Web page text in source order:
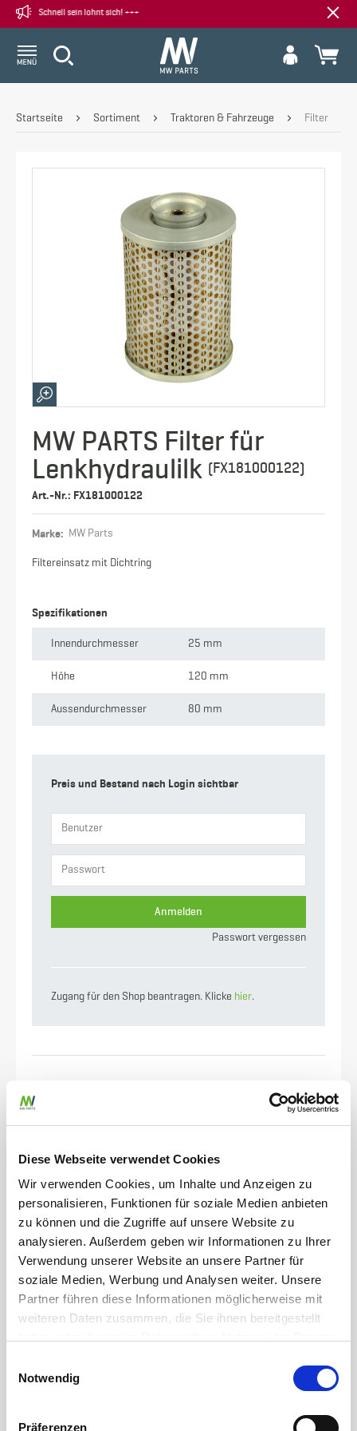
Diese Webseite verwendet Cookies
Wir verwenden Cookies, um Inhalte und Anzeigen zu
personalisieren, Funktionen für soziale Medien anbieten
zu können und die Zugriffe auf unsere Website zu
analysieren. Außerdem geben wir Informationen zu Ihrer
Verwendung unserer Website an unsere Partner für
soziale Medien, Werbung und Analysen weiter. Unsere
Partner führen diese Informationen möglicherweise mit
weiteren Daten zusammen, die Sie ihnen bereitgestellt
Weitere erforderliche Datenschutzinformationen finden
Notwendig
Präferenzen
+++ Schnell sein lohnt sich! +++
Startseite Sortiment Traktoren & Fahrzeuge Filter
MW PARTS Filter für
Lenkhydraulilk (FX181000122)
Art.-Nr.: FX181000122
Marke: MW Parts
Filtereinsatz mit Dichtring
Spezifikationen
Innendurchmesser 25 mm
Höhe 120 mm
Aussendurchmesser 80 mm
Preis und Bestand nach Login sichtbar
Anmelden
Passwort vergessen
Zugang für den Shop beantragen. Klicke hier.
Vergleichsnummern
3233642R1